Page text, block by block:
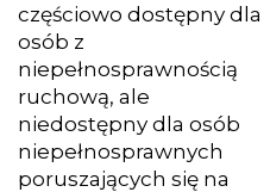
częściowo dostępny dla
osób z
niepełnosprawnością
ruchową, ale
niedostępny dla osób
niepełnosprawnych
poruszających się na